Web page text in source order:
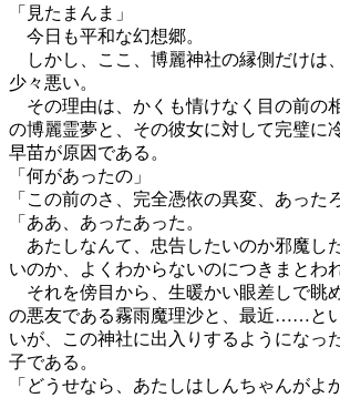
「見たまんま」
今日も平和な幻想郷。
しかし、ここ、博麗神社の縁側だけは
少々悪い。
その理由は、かくも情けなく目の前の
の博麗霊夢と、その彼女に対して完璧に
早苗が原因である。
「何があったの」
「この前のさ、完全憑依の異変、あった
「ああ、あったあった。
あたしなんて、忠告したいのか邪魔し
いのか、よくわからないのにつきまとわ
それを傍目から、生暖かい眼差しで眺
の悪友である霧雨魔理沙と、最近……と
いが、この神社に出入りするようになっ
子である。
「どうせなら、あたしはしんちゃんがよ